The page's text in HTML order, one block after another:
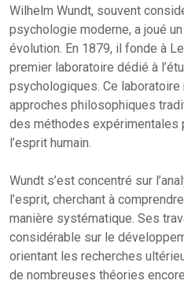
Wilhelm Wundt, souvent
psychologie moderne, a joué
évolution. En 1879, il fonde à
premier laboratoire dédié à
psychologiques. Ce
approches philosophiques
des méthodes expérimentales
l’esprit humain.
Wundt s’est concentré sur
l’esprit, cherchant à
manière systématique. Ses
considérable sur le
orientant les recherches
de nombreuses théories